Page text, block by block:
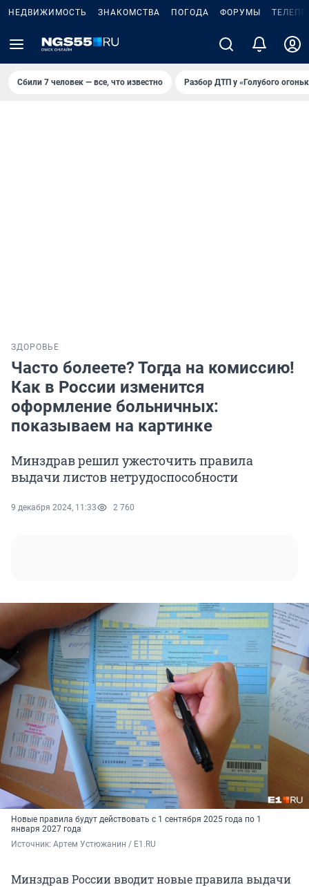
НЕДВИЖИМОСТЬ ЗНАКОМСТВА ПОГОДА ФОРУМЫ
Сбили 7 человек — все, что известно Разбор ДТП у «Голубого
ЗДОРОВЬЕ
Часто болеете? Тогда на комиссию!
Как в России изменится
оформление больничных:
показываем на картинке
Минздрав решил ужесточить правила
выдачи листов нетрудоспособности
9 декабря 2024, 11:33 2 760
Новые правила будут действовать с 1 сентября 2025 года по 1
января 2027 года
Источник: Артем Устюжанин / E1.RU
Минздрав России вводит новые правила выдачи